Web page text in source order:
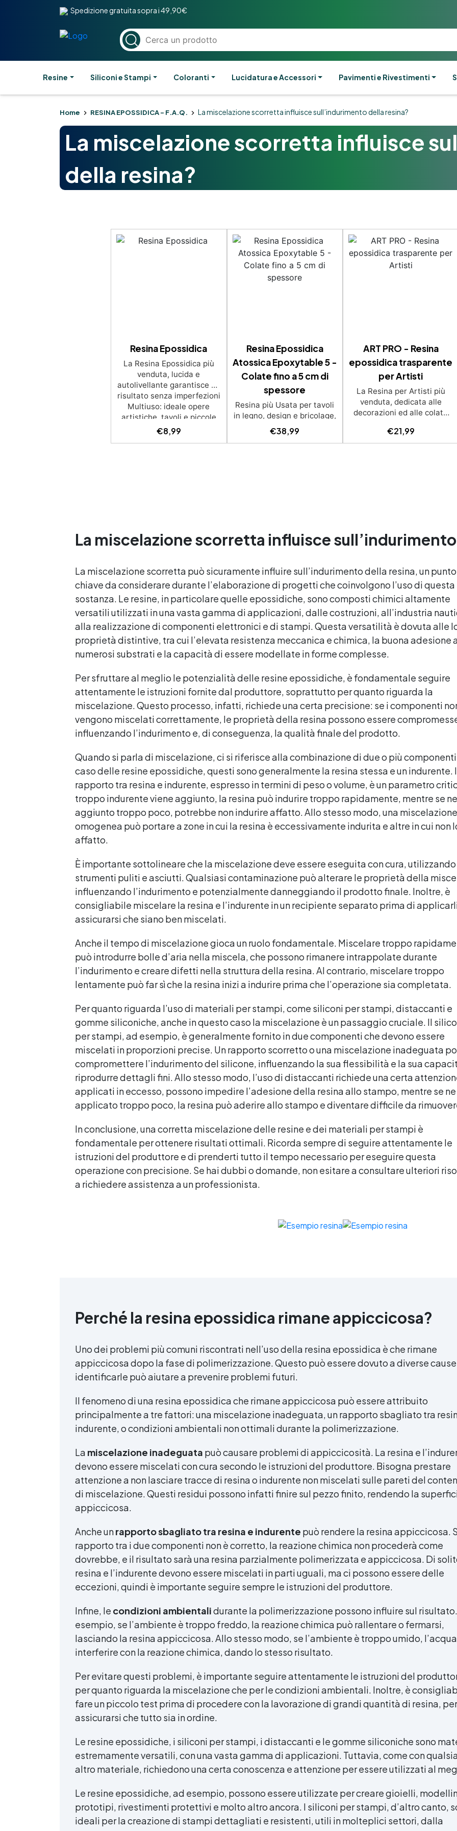
Spedizione gratuita sopra i 49,90€
Resine Siliconi e Stampi Coloranti Lucidatura e Accessori Pavimenti e Rivestimenti
Home RESINA EPOSSIDICA – F.A.Q. La miscelazione scorretta influisce sull’indurimento della resina?
La miscelazione scorretta influisce
della resina?
Resina Epossidica
La Resina Epossidica più
venduta, lucida e
autolivellante garantisce un
risultato senza imperfezioni
Multiuso: ideale opere
artistiche, tavoli e piccole
creazioni con colate da 1
mm a 2 cm Resistente ai
inglobamenti Certificata
Atossica post catalisi per
free e VoC Free
€8,99
Resina Epossidica
Atossica Epoxytable 5 -
Colate fino a 5 cm di
spessore
Resina più Usata per tavoli
in legno, design e bricolage,
adatta a colate fino a 5 cm.
Bassissima esotermia per
Sicura, atossica, BPA/VOC
free e certificata per il
pelle.
€38,99
ART PRO - Resina
epossidica trasparente
per Artisti
La Resina per Artisti più
venduta, dedicata alle
decorazioni ed alle colate
rivestimenti, vassoi e anche
piccole creazioni artistiche.
lucida e brillante
€21,99
La miscelazione scorretta influisce
La miscelazione scorretta può sicuramente influire sull’indurimento della resina, un punto
chiave da considerare durante l’elaborazione di progetti che coinvolgono l’uso di questa
sostanza. Le resine, in particolare quelle epossidiche, sono composti chimici altamente
versatili utilizzati in una vasta gamma di applicazioni, dalle costruzioni, all’industria
alla realizzazione di componenti elettronici e di stampi. Questa versatilità è dovuta alle
proprietà distintive, tra cui l’elevata resistenza meccanica e chimica, la buona adesione
numerosi substrati e la capacità di essere modellate in forme complesse.
Per sfruttare al meglio le potenzialità delle resine epossidiche, è fondamentale seguire
attentamente le istruzioni fornite dal produttore, soprattutto per quanto riguarda la
miscelazione. Questo processo, infatti, richiede una certa precisione: se i componenti
vengono miscelati correttamente, le proprietà della resina possono essere
influenzando l’indurimento e, di conseguenza, la qualità finale del prodotto.
Quando si parla di miscelazione, ci si riferisce alla combinazione di due o più
caso delle resine epossidiche, questi sono generalmente la resina stessa e un indurente.
rapporto tra resina e indurente, espresso in termini di peso o volume, è un parametro
troppo indurente viene aggiunto, la resina può indurire troppo rapidamente, mentre se
aggiunto troppo poco, potrebbe non indurire affatto. Allo stesso modo, una
omogenea può portare a zone in cui la resina è eccessivamente indurita e altre in cui non
affatto.
È importante sottolineare che la miscelazione deve essere eseguita con cura, utilizzando
strumenti puliti e asciutti. Qualsiasi contaminazione può alterare le proprietà della
influenzando l’indurimento e potenzialmente danneggiando il prodotto finale. Inoltre, è
consigliabile miscelare la resina e l’indurente in un recipiente separato prima di
assicurarsi che siano ben miscelati.
Anche il tempo di miscelazione gioca un ruolo fondamentale. Miscelare troppo
può introdurre bolle d’aria nella miscela, che possono rimanere intrappolate durante
l’indurimento e creare difetti nella struttura della resina. Al contrario, miscelare troppo
lentamente può far sì che la resina inizi a indurire prima che l’operazione sia completata.
Per quanto riguarda l’uso di materiali per stampi, come siliconi per stampi, distaccanti e
gomme siliconiche, anche in questo caso la miscelazione è un passaggio cruciale. Il
per stampi, ad esempio, è generalmente fornito in due componenti che devono essere
miscelati in proporzioni precise. Un rapporto scorretto o una miscelazione inadeguata
compromettere l’indurimento del silicone, influenzando la sua flessibilità e la sua
riprodurre dettagli fini. Allo stesso modo, l’uso di distaccanti richiede una certa
applicati in eccesso, possono impedire l’adesione della resina allo stampo, mentre se
applicato troppo poco, la resina può aderire allo stampo e diventare difficile da
In conclusione, una corretta miscelazione delle resine e dei materiali per stampi è
fondamentale per ottenere risultati ottimali. Ricorda sempre di seguire attentamente le
istruzioni del produttore e di prenderti tutto il tempo necessario per eseguire questa
operazione con precisione. Se hai dubbi o domande, non esitare a consultare ulteriori
a richiedere assistenza a un professionista.
Perché la resina epossidica rimane appiccicosa?
Uno dei problemi più comuni riscontrati nell’uso della resina epossidica è che rimane
appiccicosa dopo la fase di polimerizzazione. Questo può essere dovuto a diverse
identificarle può aiutare a prevenire problemi futuri.
Il fenomeno di una resina epossidica che rimane appiccicosa può essere attribuito
principalmente a tre fattori: una miscelazione inadeguata, un rapporto sbagliato tra
indurente, o condizioni ambientali non ottimali durante la polimerizzazione.
La miscelazione inadeguata può causare problemi di appiccicosità. La resina e
devono essere miscelati con cura secondo le istruzioni del produttore. Bisogna prestare
attenzione a non lasciare tracce di resina o indurente non miscelati sulle pareti del
di miscelazione. Questi residui possono infatti finire sul pezzo finito, rendendo la
appiccicosa.
Anche unrapporto sbagliato tra resina e indurente può rendere la resina appiccicosa.
rapporto tra i due componenti non è corretto, la reazione chimica non procederà come
dovrebbe, e il risultato sarà una resina parzialmente polimerizzata e appiccicosa. Di
resina e l’indurente devono essere miscelati in parti uguali, ma ci possono essere delle
eccezioni, quindi è importante seguire sempre le istruzioni del produttore.
Infine, le condizioni ambientalidurante la polimerizzazione possono influire sul
esempio, se l’ambiente è troppo freddo, la reazione chimica può rallentare o fermarsi,
lasciando la resina appiccicosa. Allo stesso modo, se l’ambiente è troppo umido,
interferire con la reazione chimica, dando lo stesso risultato.
Per evitare questi problemi, è importante seguire attentamente le istruzioni del
per quanto riguarda la miscelazione che per le condizioni ambientali. Inoltre, è
fare un piccolo test prima di procedere con la lavorazione di grandi quantità di resina, per
assicurarsi che tutto sia in ordine.
Le resine epossidiche, i siliconi per stampi, i distaccanti e le gomme siliconiche sono
estremamente versatili, con una vasta gamma di applicazioni. Tuttavia, come con
altro materiale, richiedono una certa conoscenza e attenzione per essere utilizzati al
Le resine epossidiche, ad esempio, possono essere utilizzate per creare gioielli,
prototipi, rivestimenti protettivi e molto altro ancora. I siliconi per stampi, d’altro canto,
ideali per la creazione di stampi dettagliati e resistenti, utili in molteplici settori, dalla